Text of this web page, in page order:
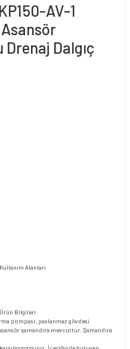
AV-1
Drenaj Dalgıç
Alanları
Bilgileri
pompası, paslanmaz gövdesi
şamandıra mevcuttur. Şamandıra